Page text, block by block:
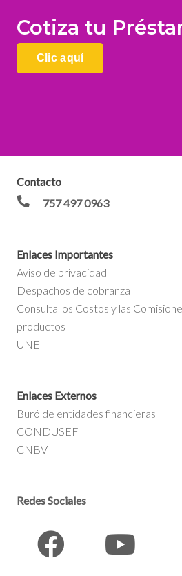
Cotiza tu
Clic aquí
Contacto
757 497 0963
Enlaces Importantes
Aviso de privacidad
Despachos de cobranza
Consulta los Costos y las
productos
UNE
Enlaces Externos
Buró de entidades financieras
CONDUSEF
CNBV
Redes Sociales